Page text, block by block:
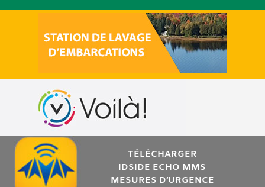
TÉLÉCHARGER
IDSIDE ECHO MMS
MESURES D’URGENCE